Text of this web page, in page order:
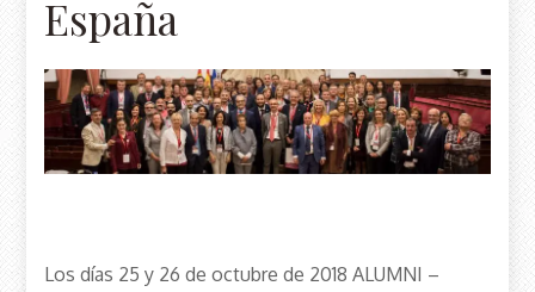
España
Los días 25 y 26 de octubre de 2018 ALUMNI –